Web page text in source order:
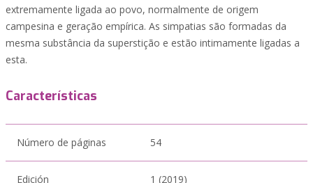
extremamente ligada ao povo, normalmente de origem
campesina e geração empírica. As simpatias são formadas da
mesma substância da superstição e estão intimamente ligadas a
esta.
Características
Número de páginas 54
Edición 1 (2019)